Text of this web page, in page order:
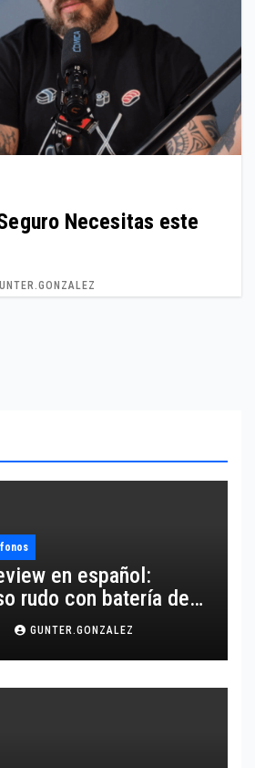
Necesitas este
en español:
rudo con batería de
GUNTER.GONZALEZ